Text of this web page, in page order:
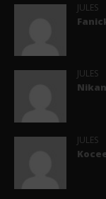
JULES
JULES
JULES